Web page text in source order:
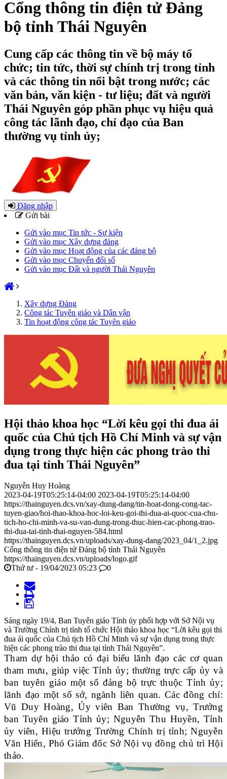
Cổng thông tin điện tử Đảng
bộ tỉnh Thái Nguyên
Cung cấp các thông tin về bộ máy tổ
chức; tin tức, thời sự chính trị trong tỉnh
và các thông tin nổi bật trong nước; các
văn bản, văn kiện - tư liệu; đất và người
Thái Nguyên góp phần phục vụ hiệu quả
công tác lãnh đạo, chỉ đạo của Ban
thường vụ tỉnh ủy;
Đăng nhập
Gửi bài
Gửi vào mục Tin tức - Sự kiện
Gửi vào mục Xây dựng đảng
Gửi vào mục Hoạt động của các đảng bộ
Gửi vào mục Chuyển đổi số
Gửi vào mục Đất và người Thái Nguyên
Xây dựng Đảng
Công tác Tuyên giáo và Dân vận
Tin hoạt động công tác Tuyên giáo
Hội thảo khoa học “Lời kêu gọi thi đua ái
quốc của Chủ tịch Hồ Chí Minh và sự vận
dụng trong thực hiện các phong trào thi
đua tại tỉnh Thái Nguyên”
Nguyễn Huy Hoàng
2023-04-19T05:25:14-04:00 2023-04-19T05:25:14-04:00
https://thainguyen.dcs.vn/xay-dung-dang/tin-hoat-dong-cong-tac-
tuyen-giao/hoi-thao-khoa-hoc-loi-keu-goi-thi-dua-ai-quoc-cua-chu-
tich-ho-chi-minh-va-su-van-dung-trong-thuc-hien-cac-phong-trao-
thi-dua-tai-tinh-thai-nguyen-584.html
https://thainguyen.dcs.vn/uploads/xay-dung-dang/2023_04/1_2.jpg
Cổng thông tin điện tử Đảng bộ tỉnh Thái Nguyên
https://thainguyen.dcs.vn/uploads/logo.gif
Thứ tư - 19/04/2023 05:23
0
Sáng ngày 19/4, Ban Tuyên giáo Tỉnh ủy phối hợp với Sở Nội vụ
và Trường Chính trị tỉnh tổ chức Hội thảo khoa học “Lời kêu gọi thi
đua ái quốc của Chủ tịch Hồ Chí Minh và sự vận dụng trong thực
hiện các phong trào thi đua tại tỉnh Thái Nguyên”.
Tham dự hội thảo có đại biểu lãnh đạo các cơ quan
tham mưu, giúp việc Tỉnh ủy; thường trực cấp ủy và
ban tuyên giáo một số đảng bộ trực thuộc Tỉnh ủy;
lãnh đạo một số sở, ngành liên quan. Các đồng chí:
Vũ Duy Hoàng, Ủy viên Ban Thường vụ, Trưởng
ban Tuyên giáo Tỉnh ủy; Nguyễn Thu Huyền, Tỉnh
ủy viên, Hiệu trưởng Trường Chính trị tỉnh; Nguyễn
Văn Hiển, Phó Giám đốc Sở Nội vụ đồng chủ trì Hội
thảo.